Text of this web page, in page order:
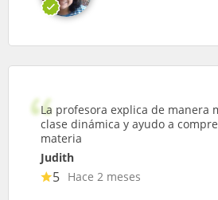
La profesora explica de manera
clase dinámica y ayudo a
materia
Judith
5 Hace 2 meses